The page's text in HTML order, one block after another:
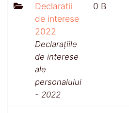
Declaratii
de interese
2022
Declarațiile
de interese
ale
personalului
- 2022
0 B